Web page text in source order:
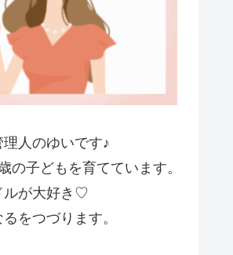
人のゆいです♪
の子どもを育てています。
ルが大好き♡
をつづります。